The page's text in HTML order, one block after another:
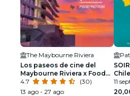
The Maybourne Riviera
Los paseos de cine del
Maybourne Riviera x Food
Fiction
4.7
(30)
13 ago - 27 ago
11